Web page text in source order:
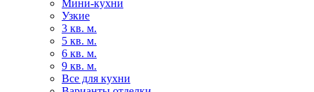
Мини-кухни
Узкие
3 кв. м.
5 кв. м.
6 кв. м.
9 кв. м.
Все для кухни